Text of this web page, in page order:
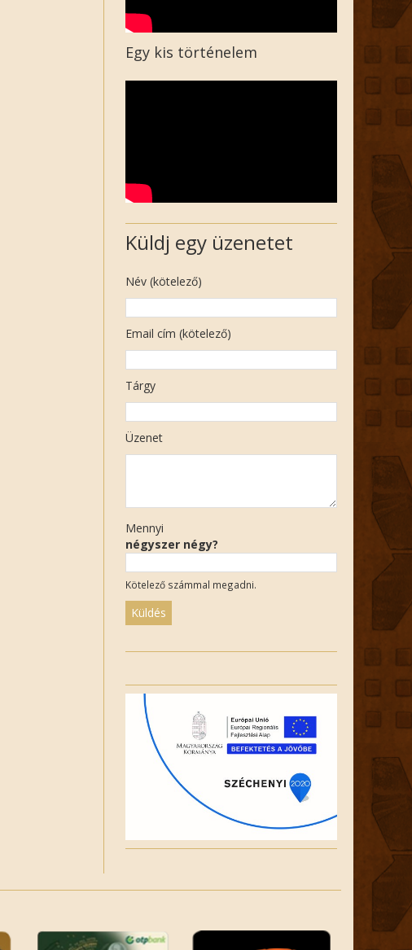
Egy kis történelem
Küldj egy üzenetet
Név (kötelező)
Email cím (kötelező)
Tárgy
Üzenet
Mennyi
négyszer négy?
Kötelező számmal megadni.
field
empty.